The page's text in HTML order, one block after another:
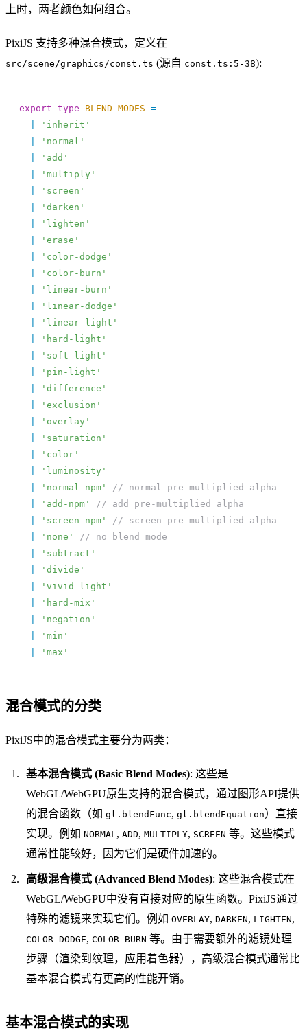
上时，两者颜色如何组合。
PixiJS 支持多种混合模式，定义在
src/scene/graphics/const.ts (源自 const.ts:5-38):
export type BLEND_MODES =
'inherit'
'normal'
'add'
'multiply'
'screen'
'darken'
'lighten'
'erase'
'color-dodge'
'color-burn'
'linear-burn'
'linear-dodge'
'linear-light'
'hard-light'
'soft-light'
'pin-light'
'difference'
'exclusion'
'overlay'
'saturation'
'color'
'luminosity'
'normal-npm'
// normal pre-multiplied alpha
'add-npm'
// add pre-multiplied alpha
'screen-npm'
// screen pre-multiplied alpha
'none'
// no blend mode
'subtract'
'divide'
'vivid-light'
'hard-mix'
'negation'
'min'
'max'
混合模式的分类
PixiJS中的混合模式主要分为两类：
基本混合模式 (Basic Blend Modes): 这些是
WebGL/WebGPU原生支持的混合模式，通过图形API提供
的混合函数（如 gl.blendFunc, gl.blendEquation）直接
实现。例如 NORMAL , ADD, MULTIPLY, SCREEN 等。这些模式
通常性能较好，因为它们是硬件加速的。
高级混合模式 (Advanced Blend Modes): 这些混合模式在
WebGL/WebGPU中没有直接对应的原生函数。PixiJS通过
特殊的滤镜来实现它们。例如 OVERLAY, DARKEN, LIGHTEN,
COLOR_DODGE, COLOR_BURN 等。由于需要额外的滤镜处理
步骤（渲染到纹理，应用着色器），高级混合模式通常比
基本混合模式有更高的性能开销。
基本混合模式的实现